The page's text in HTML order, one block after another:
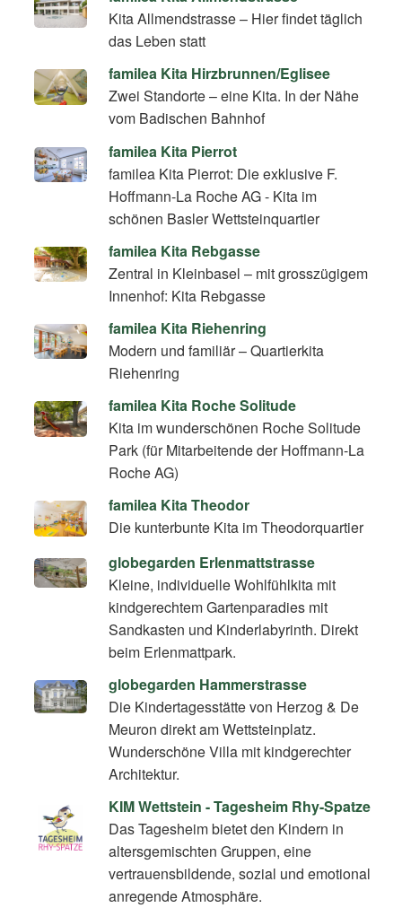
Kita Allmendstrasse – Hier findet täglich
das Leben statt
familea Kita Hirzbrunnen/Eglisee
Zwei Standorte – eine Kita. In der Nähe
vom Badischen Bahnhof
familea Kita Pierrot
familea Kita Pierrot: Die exklusive F.
Hoffmann-La Roche AG - Kita im
schönen Basler Wettsteinquartier
familea Kita Rebgasse
Zentral in Kleinbasel – mit grosszügigem
Innenhof: Kita Rebgasse
familea Kita Riehenring
Modern und familiär – Quartierkita
Riehenring
familea Kita Roche Solitude
Kita im wunderschönen Roche Solitude
Park (für Mitarbeitende der Hoffmann-La
Roche AG)
familea Kita Theodor
Die kunterbunte Kita im Theodorquartier
globegarden Erlenmattstrasse
Kleine, individuelle Wohlfühlkita mit
kindgerechtem Gartenparadies mit
Sandkasten und Kinderlabyrinth. Direkt
beim Erlenmattpark.
globegarden Hammerstrasse
Die Kindertagesstätte von Herzog & De
Meuron direkt am Wettsteinplatz.
Wunderschöne Villa mit kindgerechter
Architektur.
KIM Wettstein - Tagesheim Rhy-Spatze
Das Tagesheim bietet den Kindern in
altersgemischten Gruppen, eine
vertrauensbildende, sozial und emotional
anregende Atmosphäre.